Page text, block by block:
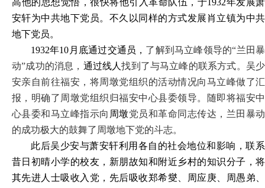
高他的思想觉悟，很快将他引入革命队伍，于 1932年发展萧
安轩为中共地下党员。不久以同样的方式发展肖立镇为中共
地下党员。
1932年10月底通过交通员， 了解到马立峰领导的“兰田暴
动”成功的消息， 通过线人找到了与马立峰的联系方式。吴少
安亲自前往福安，将周墩党组织的活动情况向马立峰做了汇
报，明确了周墩党组织归福安中心县委领导。随即将福安中
心县委和马立峰指示向 周墩党员和革命同志传达，兰田暴动
的成功极大的鼓舞了周墩地下党的斗志。
此后吴少安与萧安轩利用各自的社会地位和影响，联系
昔日初晴小学的校友，新朋故知和附近乡村的知识分子，将
其先进人士吸收入党，先后吸收郑希燮、周应庚、周愚弟、